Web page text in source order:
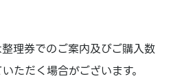
理券でのご案内及びご購入数
ただく場合がございます。